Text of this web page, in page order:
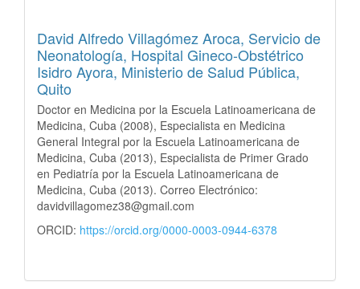
David Alfredo Villagómez Aroca, Servicio de
Neonatología, Hospital Gineco-Obstétrico
Isidro Ayora, Ministerio de Salud Pública,
Quito
Doctor en Medicina por la Escuela Latinoamericana de
Medicina, Cuba (2008), Especialista en Medicina
General Integral por la Escuela Latinoamericana de
Medicina, Cuba (2013), Especialista de Primer Grado
en Pediatría por la Escuela Latinoamericana de
Medicina, Cuba (2013). Correo Electrónico:
davidvillagomez38@gmail.com
ORCID: https://orcid.org/0000-0003-0944-6378